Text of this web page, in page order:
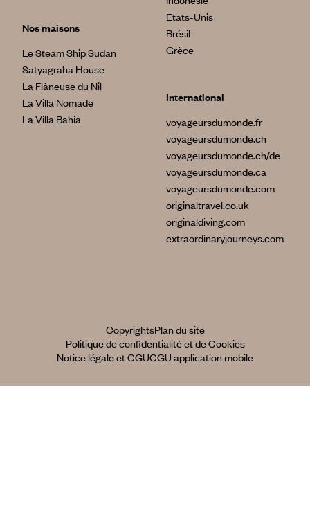
Nos maisons
Le Steam Ship Sudan
Satyagraha House
La Flâneuse du Nil
La Villa Nomade
La Villa Bahia
Etats-Unis
Brésil
Grèce
International
voyageursdumonde.fr
voyageursdumonde.ch
voyageursdumonde.ch/de
voyageursdumonde.ca
voyageursdumonde.com
originaltravel.co.uk
originaldiving.com
extraordinaryjourneys.com
CopyrightsPlan du site
Politique de confidentialité et de Cookies
Notice légale et CGUCGU application mobile